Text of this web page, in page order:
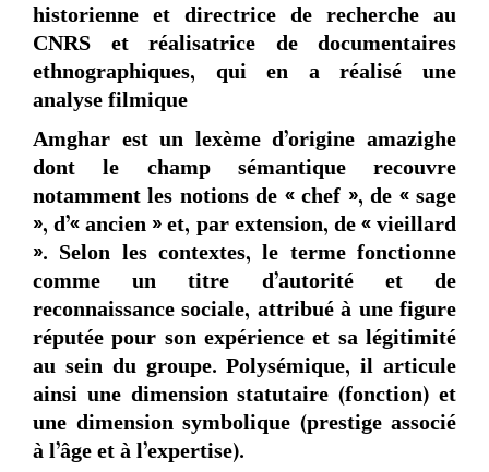
historienne et directrice de recherche au
CNRS et réalisatrice de documentaires
ethnographiques, qui en a réalisé une
analyse filmique
Amghar est un lexème d’origine amazighe
dont le champ sémantique recouvre
notamment les notions de « chef », de « sage
», d’« ancien » et, par extension, de « vieillard
». Selon les contextes, le terme fonctionne
comme un titre d’autorité et de
reconnaissance sociale, attribué à une figure
réputée pour son expérience et sa légitimité
au sein du groupe. Polysémique, il articule
ainsi une dimension statutaire (fonction) et
une dimension symbolique (prestige associé
à l’âge et à l’expertise).